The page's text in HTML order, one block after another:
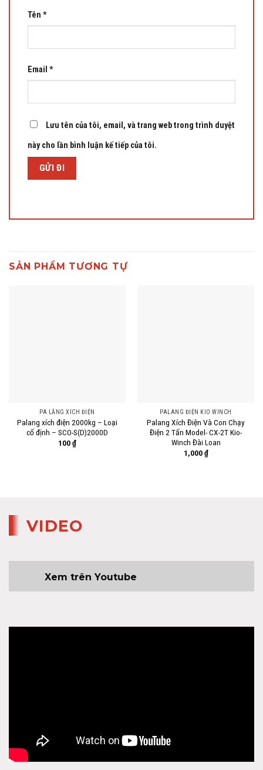
Tên *
Email *
Lưu tên của tôi, email, và trang web trong trình duyệt
này cho lần bình luận kế tiếp của tôi.
SẢN PHẨM TƯƠNG TỰ
PA LĂNG XÍCH ĐIỆN
Palang xích điện 2000kg – Loại
cố định – SCO-S(D)2000D
100₫
PALANG ĐIỆN KIO WINCH
Palang Xích Điện Và Con Chạy
Điện 2 Tấn Model- CX-2T Kio-
Winch Đài Loan
1,000₫
VIDEO
Xem trên Youtube